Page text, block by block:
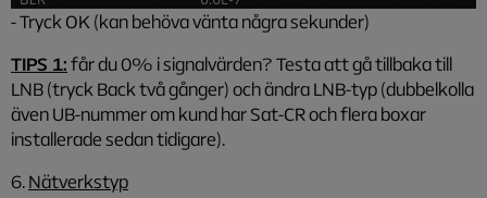
- Tryck OK (kan behöva vänta några sekunder)
TIPS 1:får du 0% i signalvärden? Testa att gå tillbaka till
LNB (tryck Back två gånger) och ändra LNB-typ (dubbelkolla
även UB-nummer om kund har Sat-CR och flera boxar
installerade sedan tidigare).
6.Nätverkstyp